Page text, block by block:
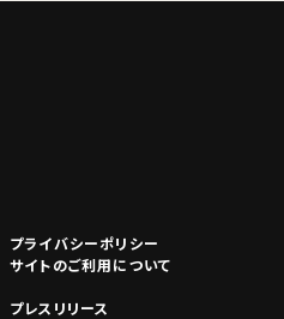
プライバシーポリシー
サイトのご利用について
プレスリリース